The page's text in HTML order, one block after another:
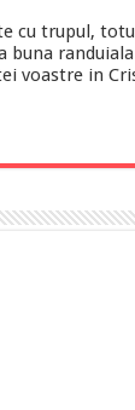
cu trupul,
buna
voastre in